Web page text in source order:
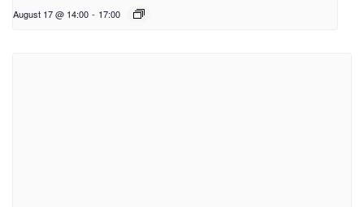
August 17 @ 14:00 - 17:00